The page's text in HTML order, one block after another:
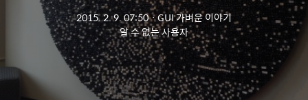
2015. 2. 9. 07:50ㆍGUI 가벼운 이야기
알 수 없는 사용자